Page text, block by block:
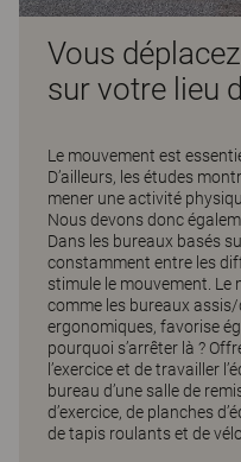
Vous
sur votre lieu
Le mouvement est
D’ailleurs, les études
mener une activité
Nous devons donc
Dans les bureaux basés
constamment entre les
stimule le mouvement. Le
comme les bureaux
ergonomiques, favorise
pourquoi s’arrêter là ?
l’exercice et de travailler
bureau d’une salle de
d’exercice, de planches
de tapis roulants et de